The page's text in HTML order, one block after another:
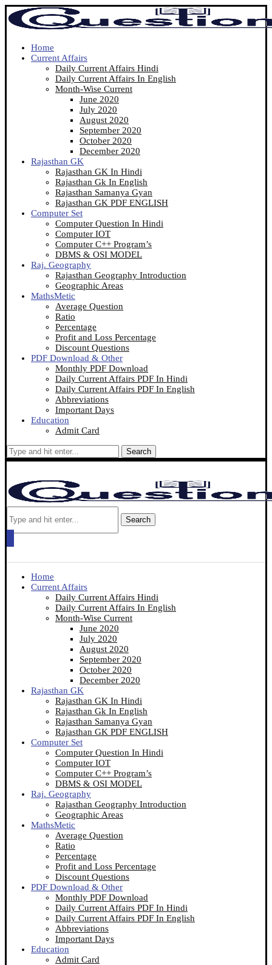
Home
Current Affairs
Daily Current Affairs Hindi
Daily Current Affairs In English
Month-Wise Current
June 2020
July 2020
August 2020
September 2020
October 2020
December 2020
Rajasthan GK
Rajasthan GK In Hindi
Rajasthan Gk In English
Rajasthan Samanya Gyan
Rajasthan GK PDF ENGLISH
Computer Set
Computer Question In Hindi
Computer IOT
Computer C++ Program’s
DBMS & OSI MODEL
Raj. Geography
Rajasthan Geography Introduction
Geographic Areas
MathsMetic
Average Question
Ratio
Percentage
Profit and Loss Percentage
Discount Questions
PDF Download & Other
Monthly PDF Download
Daily Current Affairs PDF In Hindi
Daily Current Affairs PDF In English
Abbreviations
Important Days
Education
Admit Card
Search
Search
Home
Current Affairs
Daily Current Affairs Hindi
Daily Current Affairs In English
Month-Wise Current
June 2020
July 2020
August 2020
September 2020
October 2020
December 2020
Rajasthan GK
Rajasthan GK In Hindi
Rajasthan Gk In English
Rajasthan Samanya Gyan
Rajasthan GK PDF ENGLISH
Computer Set
Computer Question In Hindi
Computer IOT
Computer C++ Program’s
DBMS & OSI MODEL
Raj. Geography
Rajasthan Geography Introduction
Geographic Areas
MathsMetic
Average Question
Ratio
Percentage
Profit and Loss Percentage
Discount Questions
PDF Download & Other
Monthly PDF Download
Daily Current Affairs PDF In Hindi
Daily Current Affairs PDF In English
Abbreviations
Important Days
Education
Admit Card